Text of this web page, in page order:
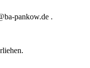
pankow.de .